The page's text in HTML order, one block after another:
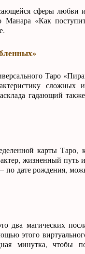
сферы
Манара «Как
Таро
гадающий
карты Таро,
жизненный путь
дате рождения,
два магических
этого
минутка, чтобы